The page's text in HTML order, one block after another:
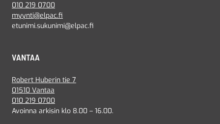
010 219 0700
myynti@elpac.fi
etunimi.sukunimi@elpac.fi
VANTAA
Robert Huberin tie 7
01510 Vantaa
010 219 0700
Avoinna arkisin klo 8.00 – 16.00.